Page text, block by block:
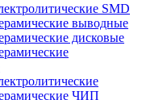
SMD
выводные
дисковые
ЧИП